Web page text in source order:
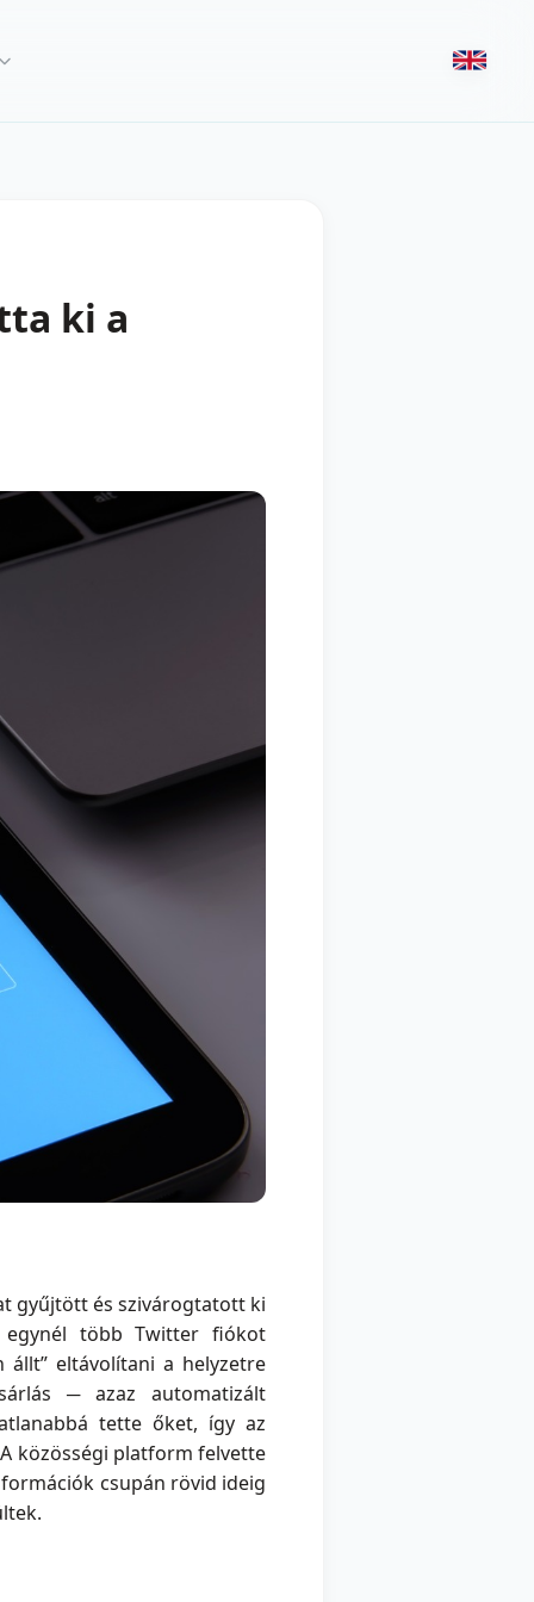
ki a
gyűjtött és szivárogtatott ki
egynél több Twitter fiókot
állt” eltávolítani a helyzetre
─ azaz automatizált
tette őket, így az
közösségi platform felvette
csupán rövid ideig